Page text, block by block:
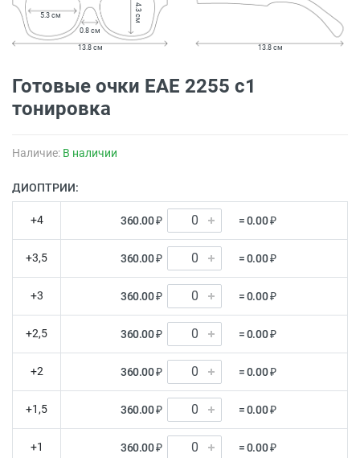
0.8 см
5.3 см 4.3 см
13.8 см 13.8 см
Готовые очки EAE 2255 c1
тонировка
Наличие: В наличии
ДИОПТРИИ:
+4 360.00 ₽ = 0.00 ₽
+3,5 360.00 ₽ = 0.00 ₽
+3 360.00 ₽ = 0.00 ₽
+2,5 360.00 ₽ = 0.00 ₽
+2 360.00 ₽ = 0.00 ₽
+1,5 360.00 ₽ = 0.00 ₽
+1 360.00 ₽ = 0.00 ₽